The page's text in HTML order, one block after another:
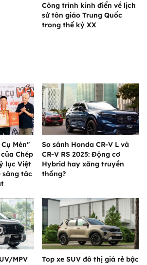
Công trình kinh điển về lịch
sử tôn giáo Trung Quốc
trong thế kỷ XX
Mén"
Chép
lục Việt
sáng tác
So sánh Honda CR-V L và
CR-V RS 2025: Động cơ
Hybrid hay xăng truyền
thống?
MPV
Top xe SUV đô thị giá rẻ bậc